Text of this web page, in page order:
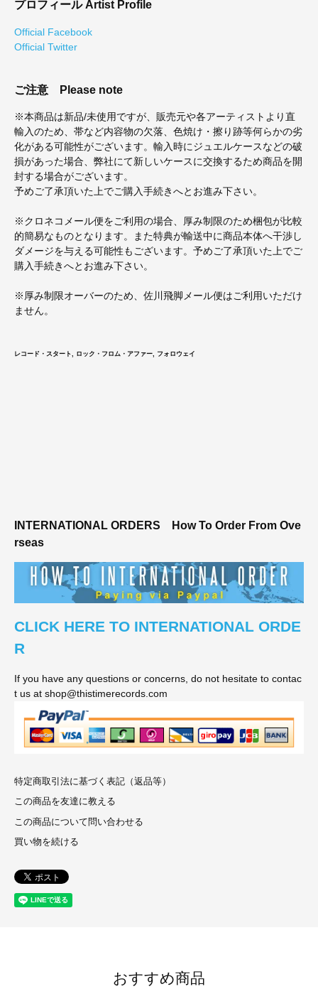
プロフィール Artist Profile
Official Facebook
Official Twitter
ご注意 Please note
※本商品は新品/未使用ですが、販売元や各アーティストより直
輸入のため、帯など内容物の欠落、色焼け・擦り跡等何らかの劣
化がある可能性がございます。輸入時にジュエルケースなどの破
損があった場合、弊社にて新しいケースに交換するため商品を開
封する場合がございます。
予めご了承頂いた上でご購入手続きへとお進み下さい。
※クロネコメール便をご利用の場合、厚み制限のため梱包が比較
的簡易なものとなります。また特典が輸送中に商品本体へ干渉し
ダメージを与える可能性もございます。予めご了承頂いた上でご
購入手続きへとお進み下さい。
※厚み制限オーバーのため、佐川飛脚メール便はご利用いただけ
ません。
レコード・スタート, ロック・フロム・アファー, フォロウェイ
INTERNATIONAL ORDERS How To Order From Ove
rseas
CLICK HERE TO INTERNATIONAL ORDE
R
If you have any questions or concerns, do not hesitate to contac
t us at shop@thistimerecords.com
特定商取引法に基づく表記（返品等）
この商品を友達に教える
この商品について問い合わせる
買い物を続ける
おすすめ商品